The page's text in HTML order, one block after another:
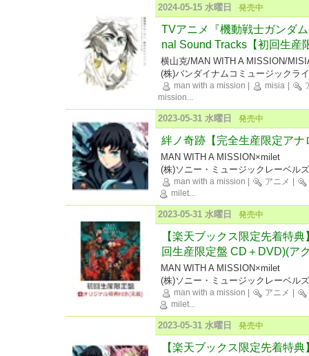
2024-05-15 水曜日 発売中
TVアニメ『機動戦士ガンダ
nal Sound Tracks【初回生産
横山克/MAN WITH A MISSION/
(株)バンダイナムコミュージックラ
man with a mission misia
mission...
2023-05-31 水曜日 発売中
絆ノ奇跡【完全生産限定アナ
MAN WITH A MISSION×milet
(株)ソニー・ミュージックレーベルズ
man with a mission アニメ
milet...
2023-05-31 水曜日 発売中
【楽天ブックス限定先着特
回生産限定盤 CD＋DVD)(ア
MAN WITH A MISSION×milet
(株)ソニー・ミュージックレーベルズ
man with a mission アニメ
milet...
2023-05-31 水曜日 発売中
【楽天ブックス限定先着特